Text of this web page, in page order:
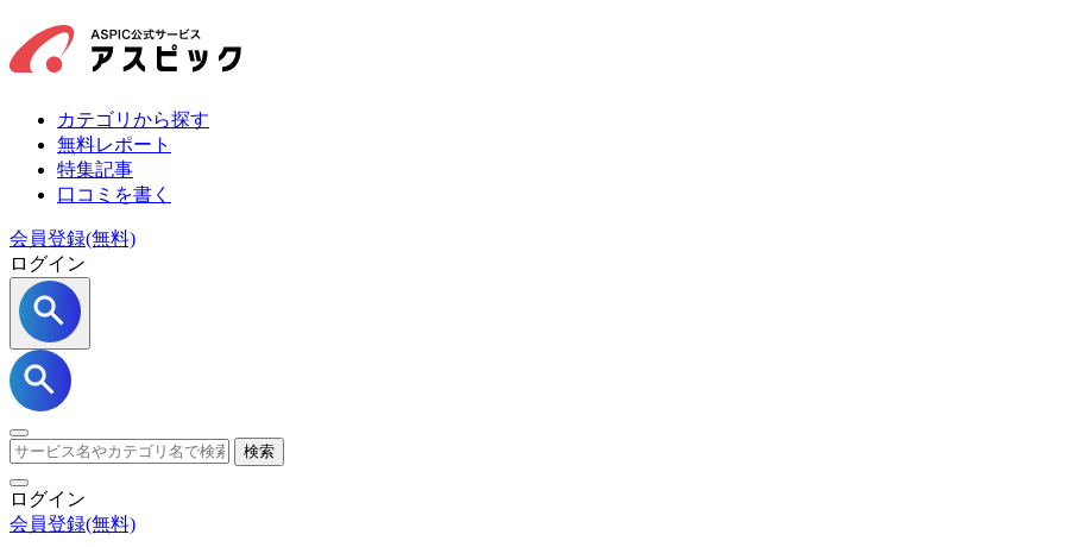
カテゴリから探す
無料レポート
特集記事
口コミを書く
会員登録(無料)
ログイン
検索
ログイン
会員登録(無料)